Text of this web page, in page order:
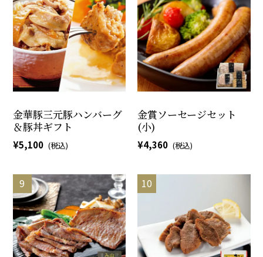
金華豚三元豚ハンバーグ
＆豚丼ギフト
5,100
金賞ソーセージセット
(小)
4,360